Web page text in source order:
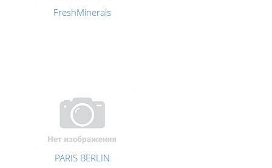
FreshMinerals
PARIS BERLIN